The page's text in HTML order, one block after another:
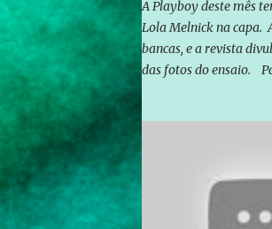
A Playboy deste mês
Lola Melnick na capa.
bancas, e a revista
das fotos do ensaio.
divulga capa e
Melnick - @aredacao